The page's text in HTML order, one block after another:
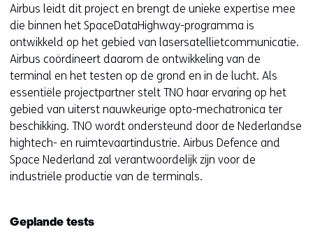
Airbus leidt dit project en brengt de unieke expertise mee
die binnen het SpaceDataHighway-programma is
ontwikkeld op het gebied van lasersatellietcommunicatie.
Airbus coördineert daarom de ontwikkeling van de
terminal en het testen op de grond en in de lucht. Als
essentiële projectpartner stelt TNO haar ervaring op het
gebied van uiterst nauwkeurige opto-mechatronica ter
beschikking. TNO wordt ondersteund door de Nederlandse
hightech- en ruimtevaartindustrie. Airbus Defence and
Space Nederland zal verantwoordelijk zijn voor de
industriële productie van de terminals.
Geplande tests